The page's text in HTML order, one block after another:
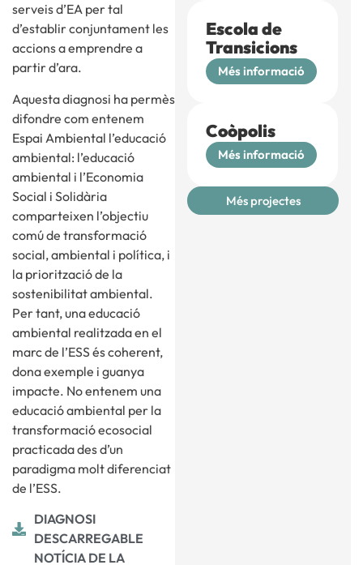
Escola de
Transicions
Més informació
Coòpolis
Més informació
Més projectes
serveis d’EA per tal
d’establir conjuntament les
accions a emprendre a
partir d’ara.
Aquesta diagnosi ha permès
difondre com entenem
Espai Ambiental l’educació
ambiental: l’educació
ambiental i l’Economia
Social i Solidària
comparteixen l’objectiu
comú de transformació
social, ambiental i política, i
la priorització de la
sostenibilitat ambiental.
Per tant, una educació
ambiental realitzada en el
marc de l’ESS és coherent,
dona exemple i guanya
impacte. No entenem una
educació ambiental per la
transformació ecosocial
practicada des d’un
paradigma molt diferenciat
de l’ESS.
DIAGNOSI
DESCARREGABLE
NOTÍCIA DE LA